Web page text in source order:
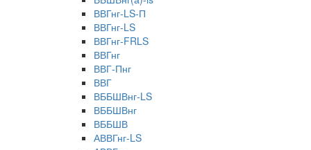
ВВГнг-LS-П
ВВГнг-LS
ВВГнг-FRLS
ВВГнг
ВВГ-Пнг
ВВГ
ВББШВнг-LS
ВББШВнг
ВББШВ
АВВГнг-LS